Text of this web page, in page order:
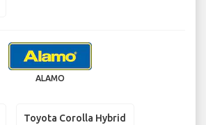
ALAMO
Toyota Corolla Hybrid